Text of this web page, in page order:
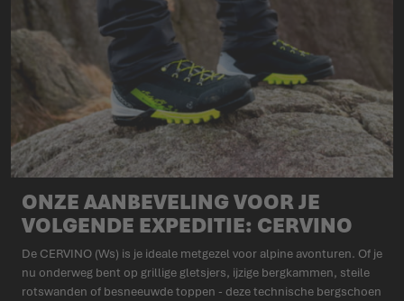
ONZE AANBEVELING VOOR JE
VOLGENDE EXPEDITIE: CERVINO
De CERVINO (Ws) is je ideale metgezel voor alpine avonturen. Of je
nu onderweg bent op grillige gletsjers, ijzige bergkammen, steile
rotswanden of besneeuwde toppen - deze technische bergschoen